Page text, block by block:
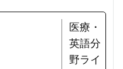
医療・
英語分
野ライ